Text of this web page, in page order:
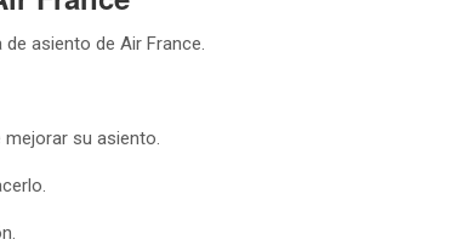
asiento de Air France.
su asiento.